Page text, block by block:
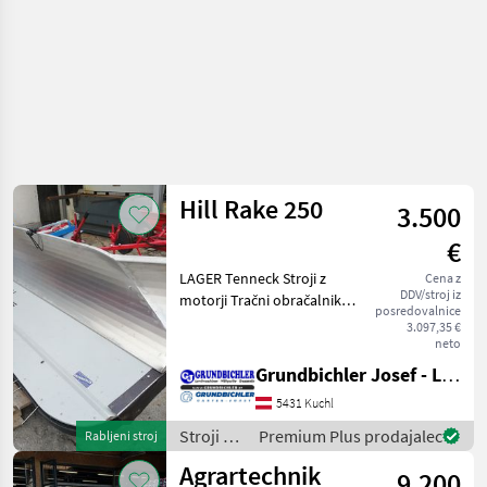
Rabljeni stroj
Hill Rake 250
3.500
€
Cena z
DDV/stroj iz
posredovalnice
3.097,35 €
neto
LAGER Tenneck Stroji z
motorji Tračni obračalnik/
Grundbichler Josef - Landmaschinen
5431 Kuchl
Stroji z
motorji /
Hill Rake
Premium Plus prodajalec
Agrartechnik